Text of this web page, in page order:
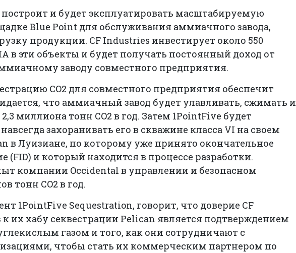
построит и будет эксплуатировать масштабируемую
Blue Point для обслуживания аммиачного завода,
продукции. CF Industries инвестирует около 550
в эти объекты и будет получать постоянный доход от
заводу совместного предприятия.
CO2 для совместного предприятия обеспечит
что аммиачный завод будет улавливать, сжимать и
миллиона тонн CO2 в год. Затем 1PointFive будет
захоранивать его в скважине класса VI на своем
в Луизиане, по которому уже принято окончательное
(FID) и который находится в процессе разработки.
компании Occidental в управлении и безопасном
тонн CO2 в год.
1PointFive Sequestration, говорит, что доверие CF
их хабу секвестрации Pelican является подтверждением
газом и того, как они сотрудничают с
чтобы стать их коммерческим партнером по